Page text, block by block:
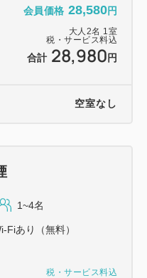
会員価格 28,580円
大人 2名 1 室
税・サービス料込
合計 28,980 円
空室なし
税・サービス料込
1~4名
Fiあり（無料）